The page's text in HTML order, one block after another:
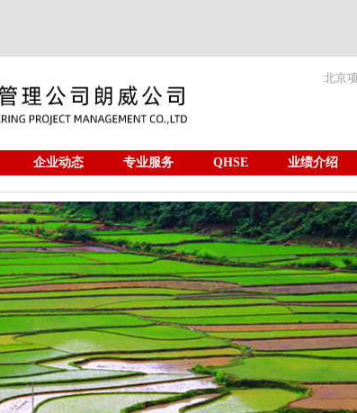
北京
企业动态 专业服务 QHSE
业绩介绍